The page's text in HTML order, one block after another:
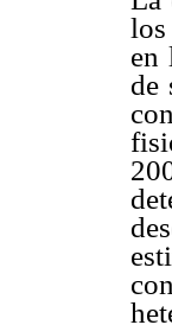
los
en
de